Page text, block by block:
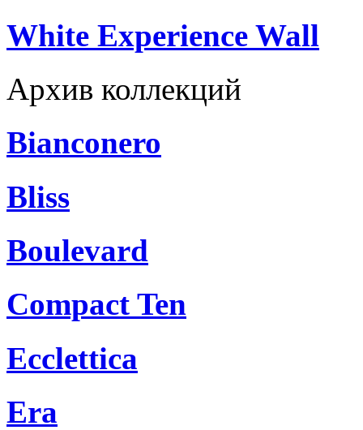
White Experience Wall
Архив коллекций
Bianconero
Bliss
Boulevard
Compact Ten
Ecclettica
Era